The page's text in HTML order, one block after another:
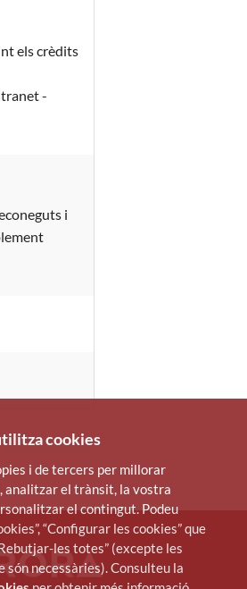
els crèdits
-
i
cookies
i de tercers per millorar
analitzar el trànsit, la vostra
el contingut. Podeu
“Configurar les cookies” que
les totes” (excepte les
són necessàries). Consulteu la